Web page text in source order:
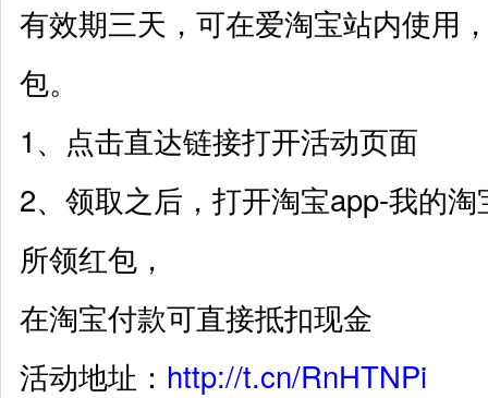
有效期三天，可在爱淘宝站内使用
包。
1、点击直达链接打开活动页面
2、领取之后，打开淘宝app-我的
所领红包，
在淘宝付款可直接抵扣现金
活动地址： http://t.cn/RnHTNPi